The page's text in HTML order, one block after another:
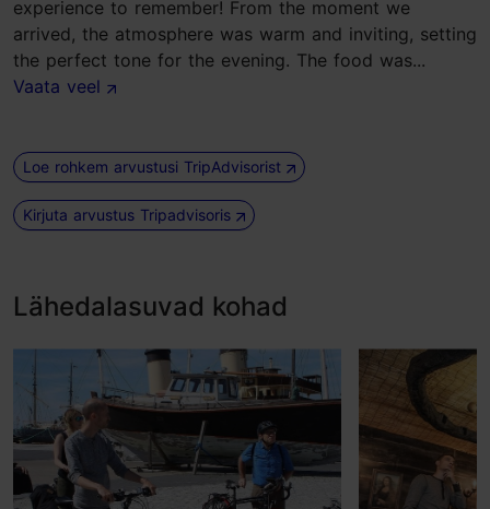
experience to remember! From the moment we
arrived, the atmosphere was warm and inviting, setting
the perfect tone for the evening. The food was...
Vaata veel
Loe rohkem arvustusi TripAdvisorist
Kirjuta arvustus Tripadvisoris
Lähedalasuvad kohad